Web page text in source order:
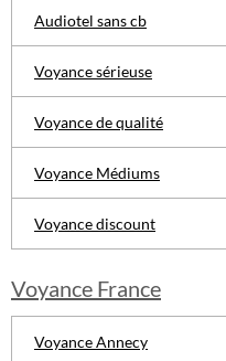
Audiotel sans cb
Voyance sérieuse
Voyance de qualité
Voyance Médiums
Voyance discount
Voyance France
Voyance Annecy